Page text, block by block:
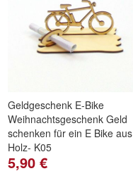
Geldgeschenk E-Bike
Weihnachtsgeschenk Geld
schenken für ein E Bike aus
Holz- K05
5,90 €